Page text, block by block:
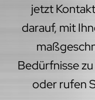
jetzt
darauf, mit
Bedürfnisse
oder rufen